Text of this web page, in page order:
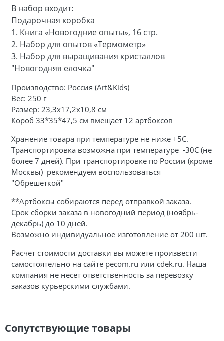
В набор входит:
Подарочная коробка
1. Книга «Новогодние опыты», 16 стр.
2. Набор для опытов «Термометр»
3. Набор для выращивания кристаллов
"Новогодняя елочка"
Производство: Россия (Art&Kids)
Вес: 250 г
Размер: 23,3х17,2х10,8 см
Короб 33*35*47,5 см вмещает 12 артбоксов
Хранение товара при температуре не ниже +5С.
Транспортировка возможна при температуре -30С (не
более 7 дней). При транспортировке по России (кроме
Москвы) рекомендуем воспользоваться
"Обрешеткой"
**Артбоксы собираются перед отправкой заказа.
Срок сборки заказа в новогодний период (ноябрь-
декабрь) до 10 дней.
Возможно индивидуальное изготовление от 200 шт.
Расчет стоимости доставки вы можете произвести
самостоятельно на сайте pecom.ru или cdek.ru. Наша
компания не несет ответственность за перевозку
заказов курьерскими службами.
Сопутствующие товары